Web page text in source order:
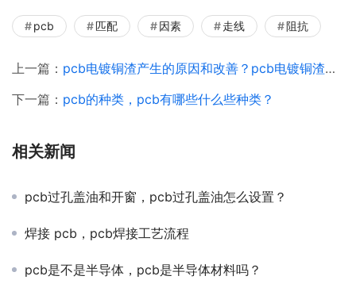
pcb 匹配 因素 走线 阻抗
上一篇： pcb电镀铜渣产生的原因和改善？pcb电镀铜渣改善
下一篇： pcb的种类，pcb有哪些什么些种类？
相关新闻
pcb过孔盖油和开窗，pcb过孔盖油怎么设置？
焊接 pcb，pcb焊接工艺流程
pcb是不是半导体，pcb是半导体材料吗？